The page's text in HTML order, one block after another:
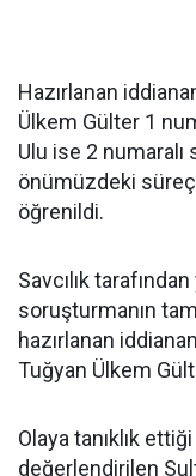
Hazırlanan
Ülkem Gülter 1
Ulu ise 2 numaralı
önümüzdeki
öğrenildi.
Savcılık
soruşturmanın
hazırlanan
Tuğyan Ülkem
Olaya tanıklık
değerlendirilen